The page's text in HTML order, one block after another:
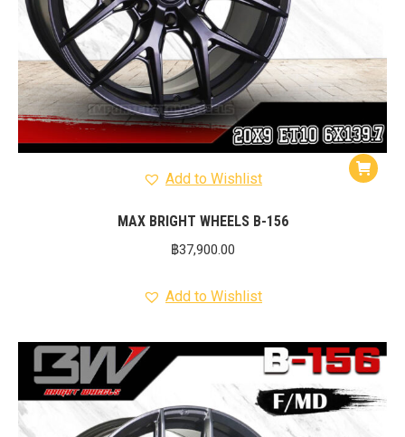
Add to Wishlist
MAX BRIGHT WHEELS B-156
฿37,900.00
Add to Wishlist